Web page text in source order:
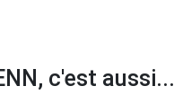
c'est aussi...